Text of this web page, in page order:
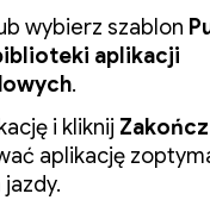
wybierz szablon
aplikacji
.
i kliknij Zakończ
aplikację